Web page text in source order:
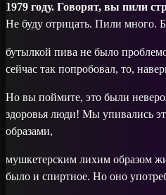
1979 году. Говорят, вы пили
Не буду отрицать. Пили много.
бутылкой пива не было
сейчас так попробовал, то,
Но вы поймите, это были
здоровья люди! Мы упивались
образами,
мушкетерским лихим образом
было и спиртное. Но оно